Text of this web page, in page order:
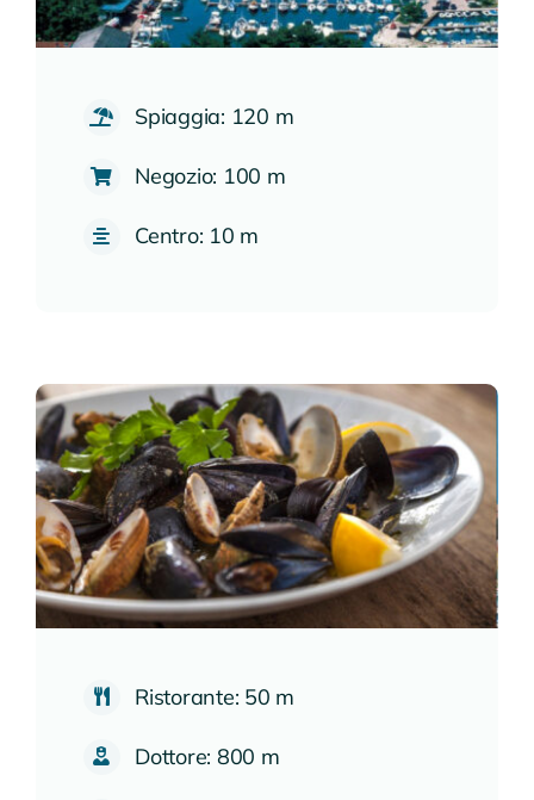
Spiaggia: 120 m
Negozio: 100 m
Centro: 10 m
Ristorante: 50 m
Dottore: 800 m